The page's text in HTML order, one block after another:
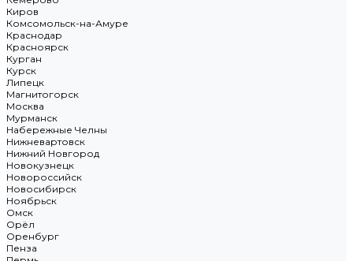
Киров
Комсомольск-на-Амуре
Краснодар
Красноярск
Курган
Курск
Липецк
Магнитогорск
Москва
Мурманск
Набережные Челны
Нижневартовск
Нижний Новгород
Новокузнецк
Новороссийск
Новосибирск
Ноябрьск
Омск
Орёл
Оренбург
Пенза